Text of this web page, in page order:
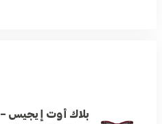
بلاك أوت إيجيس –